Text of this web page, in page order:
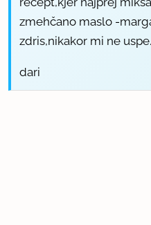
zmehčano maslo -
zdris,nikakor mi ne
dari